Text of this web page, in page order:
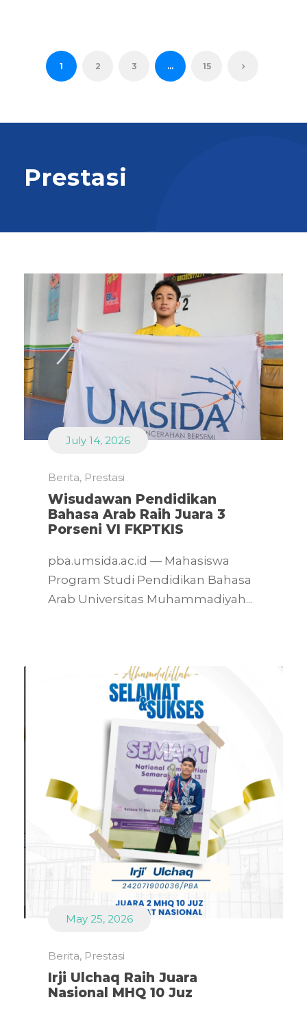
1 2 3 … 15
Prestasi
July 14, 2026
Berita, Prestasi
Wisudawan Pendidikan
Bahasa Arab Raih Juara 3
Porseni VI FKPTKIS
pba.umsida.ac.id — Mahasiswa
Program Studi Pendidikan Bahasa
Arab Universitas Muhammadiyah...
May 25, 2026
Berita, Prestasi
Irji Ulchaq Raih Juara
Nasional MHQ 10 Juz